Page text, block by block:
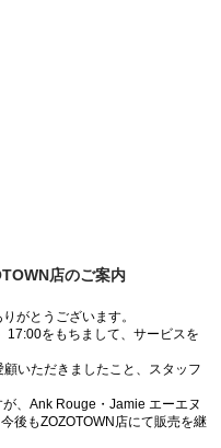
店のご案内
がとうございます。
をもちまして、サービスを
いただきましたこと、スタッフ
、Ank Rouge・Jamie エーエヌ
後もZOZOTOWN店にて販売を継